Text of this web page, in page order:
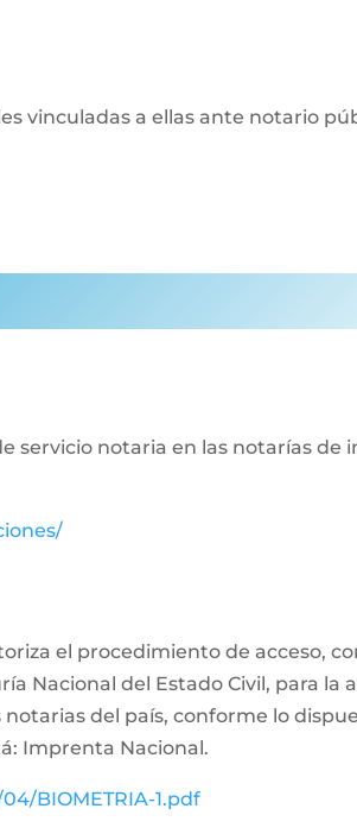
vinculadas a ellas ante notario
servicio notaria en las notarías de
el procedimiento de acceso,
Nacional del Estado Civil, para la
del país, conforme lo
Imprenta Nacional.
BIOMETRIA-1.pdf